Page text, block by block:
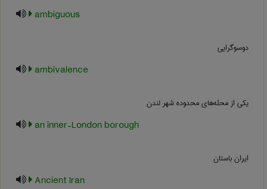
ambiguous
دوسوگرايي
ambivalence
یکی از محله‌های محدوده شهر لندن
an inner-London borough
ایران باستان
Ancient Iran